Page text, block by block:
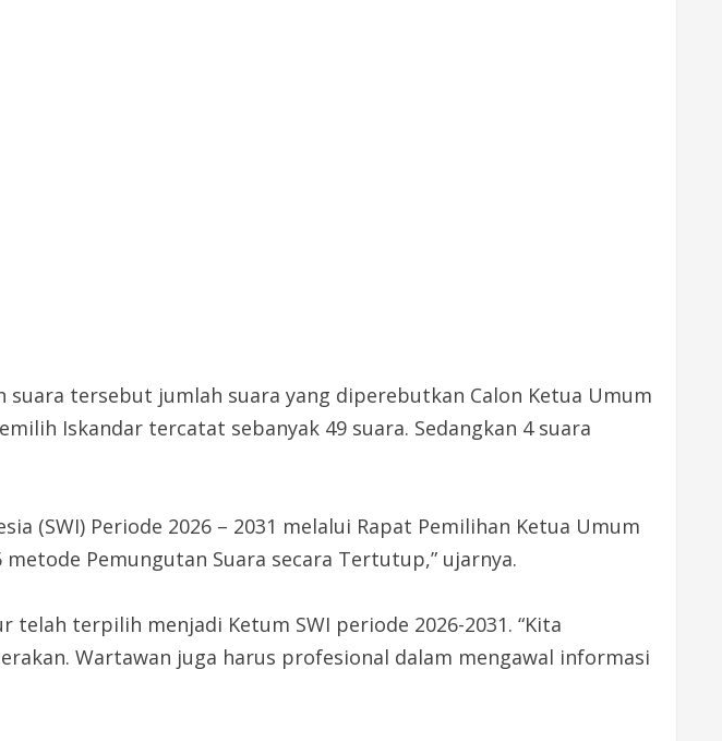
tersebut jumlah suara yang diperebutkan Calon Ketua Umum
Iskandar tercatat sebanyak 49 suara. Sedangkan 4 suara
(SWI) Periode 2026 – 2031 melalui Rapat Pemilihan Ketua Umum
metode Pemungutan Suara secara Tertutup,” ujarnya.
terpilih menjadi Ketum SWI periode 2026-2031. “Kita
Wartawan juga harus profesional dalam mengawal informasi